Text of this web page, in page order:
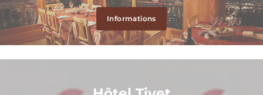
Informations